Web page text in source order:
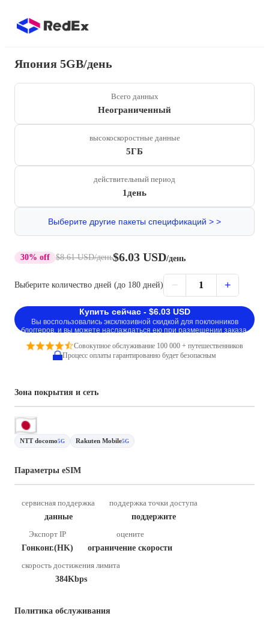
Япония 5GB/день
Всего данных
Неограниченный
высокоскоростные данные
5ГБ
действительный период
1день
Выберите другие пакеты спецификаций > >
30% off $8.61 USD/день$6.03 USD/день
Выберите количество дней (до 180 дней) − 1 +
Купить сейчас - $6.03 USD
Вы воспользовались эксклюзивной скидкой для поклонников
блоггеров, и вы можете наслаждаться ею при размещении заказа.
Совокупное обслуживание 100 000 + путешественников
Процесс оплаты гарантированно будет безопасным
Зона покрытия и сеть
NTT docomo5G Rakuten Mobile5G
Параметры eSIM
сервисная поддержка
данные
поддержка точки доступа
поддержите
Экспорт IP
Гонконг.(HK)
оцените
ограничение скорости
скорость достижения лимита
384Kbps
Политика обслуживания